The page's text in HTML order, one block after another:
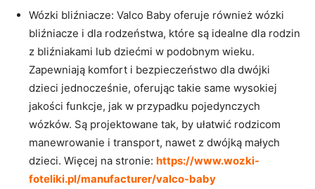
Wózki bliźniacze: Valco Baby oferuje również wózki
bliźniacze i dla rodzeństwa, które są idealne dla rodzin
z bliźniakami lub dziećmi w podobnym wieku.
Zapewniają komfort i bezpieczeństwo dla dwójki
dzieci jednocześnie, oferując takie same wysokiej
jakości funkcje, jak w przypadku pojedynczych
wózków. Są projektowane tak, by ułatwić rodzicom
manewrowanie i transport, nawet z dwójką małych
dzieci. Więcej na stronie: https://www.wozki-
foteliki.pl/manufacturer/valco-baby